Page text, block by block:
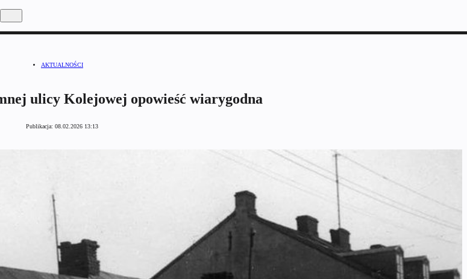
AKTUALNOŚCI
ulicy Kolejowej opowieść wiarygodna
Publikacja: 08.02.2026 13:13